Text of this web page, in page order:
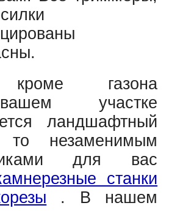
газона
участке
ландшафтный
то незаменимым
для вас
станки
. В нашем